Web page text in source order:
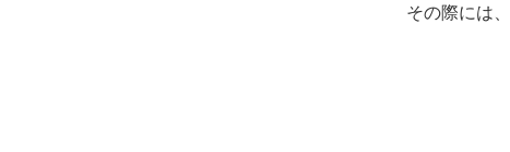
その際には、